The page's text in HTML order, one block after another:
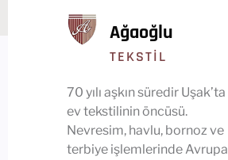
Ağaoğlu
TEKSTIL
70 yılı aşkın süredir Uşak’ta
ev tekstilinin öncüsü.
Nevresim, havlu, bornoz ve
terbiye işlemlerinde Avrupa